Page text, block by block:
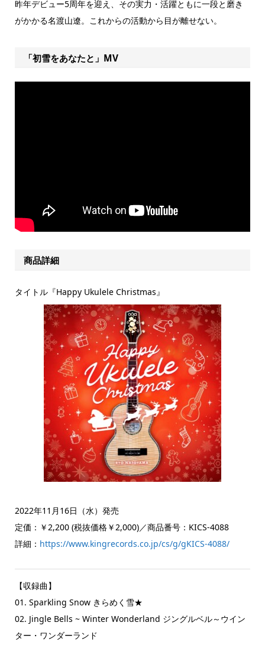
昨年デビュー5周年を迎え、その実力・活躍ともに一段と磨き
がかかる名渡山遼。これからの活動から目が離せない。
「初雪をあなたと」MV
商品詳細
タイトル『Happy Ukulele Christmas』
2022年11月16日（水）発売
定価：￥2,200 (税抜価格￥2,000)／商品番号：KICS-4088
詳細： https://www.kingrecords.co.jp/cs/g/gKICS-4088/
【収録曲】
01. Sparkling Snow きらめく雪★
02. Jingle Bells ~ Winter Wonderland ジングルベル～ウイン
ター・ワンダーランド